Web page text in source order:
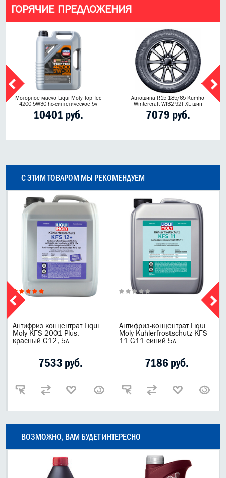
ГОРЯЧИЕ ПРЕДЛОЖЕНИЯ
Моторное масло Liqui Moly Top Tec
4200 5W30 hc-синтетическое 5л
10401 руб.
Автошина R15 185/65 Kumho
Wintercraft WI32 92T XL шип
7079 руб.
С ЭТИМ ТОВАРОМ МЫ РЕКОМЕНДУЕМ
Антифриз концентрат Liqui
Moly KFS 2001 Plus,
красный G12, 5л
7533 руб.
Антифриз-концентрат Liqui
Moly Kuhlerfrostschutz KFS
11 G11 синий 5л
7186 руб.
ВОЗМОЖНО, ВАМ БУДЕТ ИНТЕРЕСНО